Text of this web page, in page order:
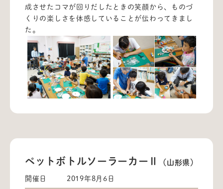
成させたコマが回りだしたときの笑顔から、ものづ
くりの楽しさを体感していることが伝わってきまし
た。
ペットボトルソーラーカーⅡ （山形県）
開催日 2019年8月6日